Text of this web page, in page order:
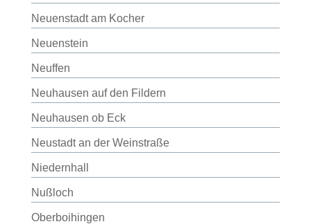
Neuenstadt am Kocher
Neuenstein
Neuffen
Neuhausen auf den Fildern
Neuhausen ob Eck
Neustadt an der Weinstraße
Niedernhall
Nußloch
Oberboihingen